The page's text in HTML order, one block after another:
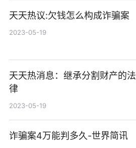
天天热议:欠钱怎么构成诈骗案
2023-05-19
天天热消息：继承分割财产的法
律
2023-05-19
诈骗案4万能判多久-世界简讯